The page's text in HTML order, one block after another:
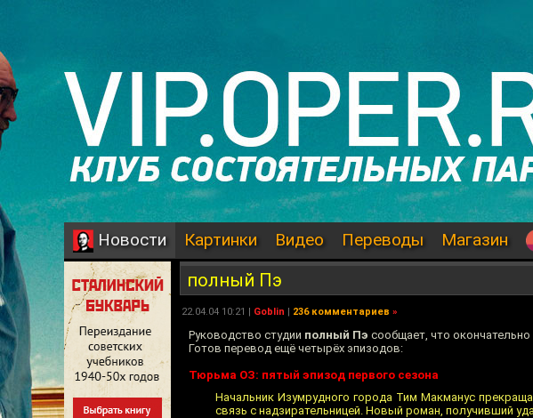
Новости Картинки Видео Переводы Магазин
полный Пэ
22.04.04 10:21 | Goblin | 236 комментариев »
Руководство студии полный Пэ сообщает, что
Готов перевод ещё четырёх эпизодов:
Тюрьма ОЗ: пятый эпизод первого сезона
Начальник Изумрудного города Тим Макманус
связь с надзирательницей. Новый роман, получивший